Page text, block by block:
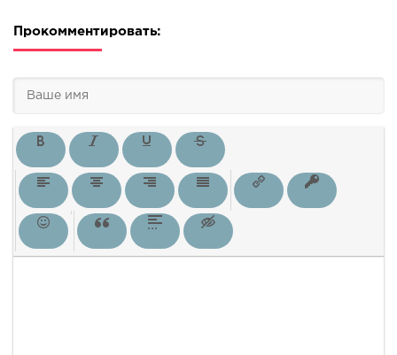
Прокомментировать: